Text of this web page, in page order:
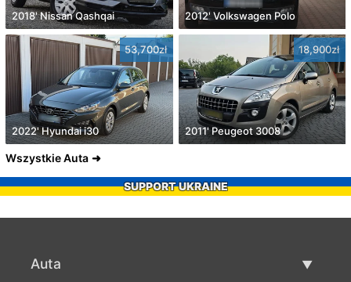
2018' Nissan Qashqai 2012' Volkswagen Polo
53,700zł
2022' Hyundai i30
18,900zł
2011' Peugeot 3008
Wszystkie Auta
SUPPORT UKRAINE
Auta